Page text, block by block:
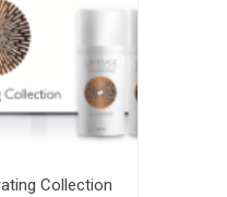
Collection